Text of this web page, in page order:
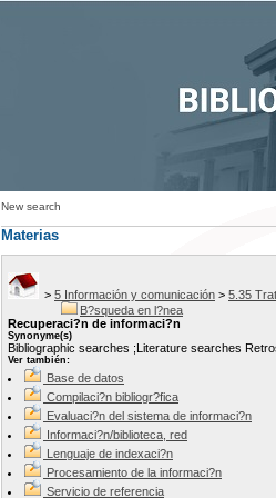
New search
Materias
> 5 Información y comunicación > 5.35
B?squeda en l?nea
Recuperaci?n de informaci?n
Synonyme(s)
Bibliographic searches ;Literature searches
Ver también:
Base de datos
Compilaci?n bibliogr?fica
Evaluaci?n del sistema de informaci?n
Informaci?n/biblioteca, red
Lenguaje de indexaci?n
Procesamiento de la informaci?n
Servicio de referencia